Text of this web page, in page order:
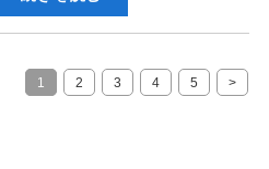
1 2 3 4 5 >